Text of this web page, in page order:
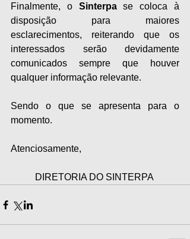
Finalmente, o Sinterpa se coloca à
disposição para maiores
esclarecimentos, reiterando que os
interessados serão devidamente
comunicados sempre que houver
qualquer informação relevante.
Sendo o que se apresenta para o
momento.
Atenciosamente,
DIRETORIA DO SINTERPA